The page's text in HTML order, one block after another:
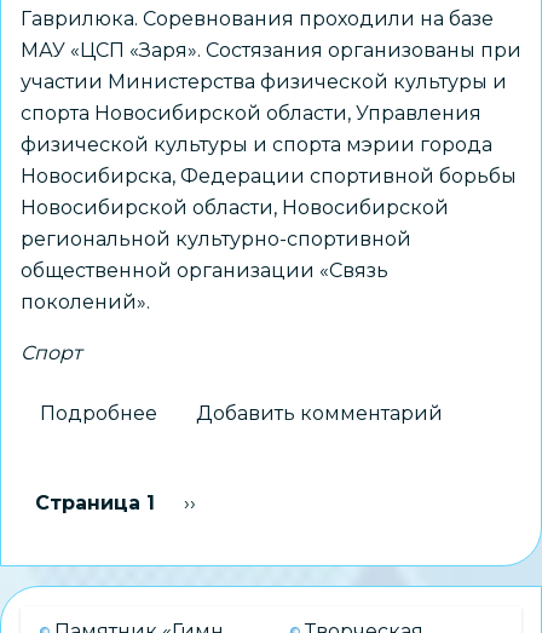
Гаврилюка. Соревнования проходили на базе
МАУ «ЦСП «Заря». Состязания организованы при
участии Министерства физической культуры и
спорта Новосибирской области, Управления
физической культуры и спорта мэрии города
Новосибирска, Федерации спортивной борьбы
Новосибирской области, Новосибирской
региональной культурно-спортивной
общественной организации «Связь
поколений».
Спорт
Подробнее
борьбы
«СТАРТ»
Добавить комментарий
Нумерация
Страница 1 Следующая страница
››